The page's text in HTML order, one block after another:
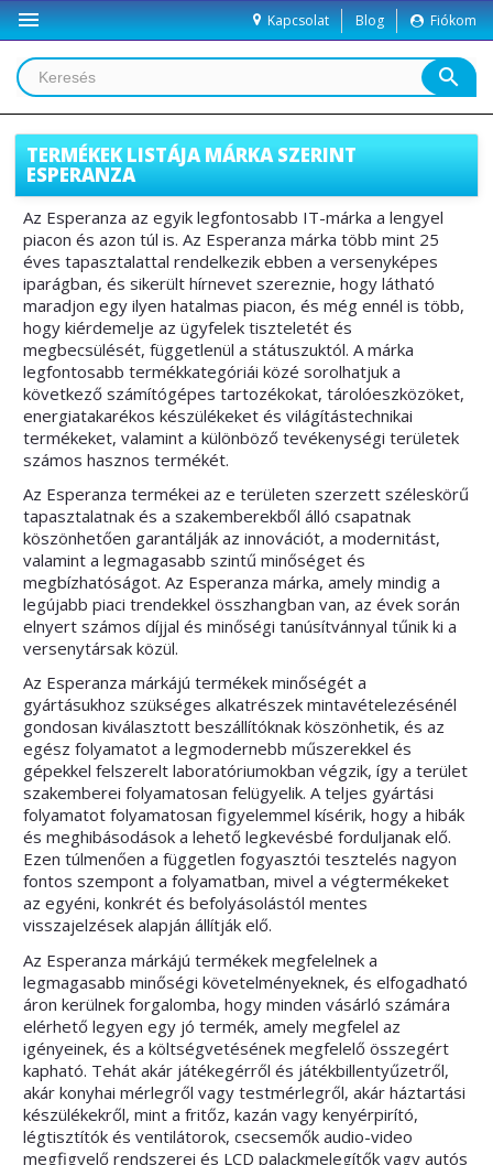
 Kapcsolat Blog Fiókom
search
TERMÉKEK LISTÁJA MÁRKA SZERINT
ESPERANZA
Az Esperanza az egyik legfontosabb IT-márka a lengyel
piacon és azon túl is. Az Esperanza márka több mint 25
éves tapasztalattal rendelkezik ebben a versenyképes
iparágban, és sikerült hírnevet szereznie, hogy látható
maradjon egy ilyen hatalmas piacon, és még ennél is több,
hogy kiérdemelje az ügyfelek tiszteletét és
megbecsülését, függetlenül a státuszuktól. A márka
legfontosabb termékkategóriái közé sorolhatjuk a
következő számítógépes tartozékokat, tárolóeszközöket,
energiatakarékos készülékeket és világítástechnikai
termékeket, valamint a különböző tevékenységi területek
számos hasznos termékét.
Az Esperanza termékei az e területen szerzett széleskörű
tapasztalatnak és a szakemberekből álló csapatnak
köszönhetően garantálják az innovációt, a modernitást,
valamint a legmagasabb szintű minőséget és
megbízhatóságot. Az Esperanza márka, amely mindig a
legújabb piaci trendekkel összhangban van, az évek során
elnyert számos díjjal és minőségi tanúsítvánnyal tűnik ki a
versenytársak közül.
Az Esperanza márkájú termékek minőségét a
gyártásukhoz szükséges alkatrészek mintavételezésénél
gondosan kiválasztott beszállítóknak köszönhetik, és az
egész folyamatot a legmodernebb műszerekkel és
gépekkel felszerelt laboratóriumokban végzik, így a terület
szakemberei folyamatosan felügyelik. A teljes gyártási
folyamatot folyamatosan figyelemmel kísérik, hogy a hibák
és meghibásodások a lehető legkevésbé forduljanak elő.
Ezen túlmenően a független fogyasztói tesztelés nagyon
fontos szempont a folyamatban, mivel a végtermékeket
az egyéni, konkrét és befolyásolástól mentes
visszajelzések alapján állítják elő.
Az Esperanza márkájú termékek megfelelnek a
legmagasabb minőségi követelményeknek, és elfogadható
áron kerülnek forgalomba, hogy minden vásárló számára
elérhető legyen egy jó termék, amely megfelel az
igényeinek, és a költségvetésének megfelelő összegért
kapható. Tehát akár játékegérről és játékbillentyűzetről,
akár konyhai mérlegről vagy testmérlegről, akár háztartási
készülékekről, mint a fritőz, kazán vagy kenyérpirító,
légtisztítók és ventilátorok, csecsemők audio-video
megfigyelő rendszerei és LCD palackmelegítők vagy autós